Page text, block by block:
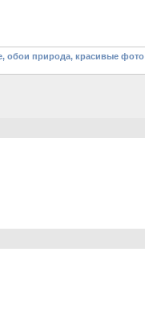
обои природа, красивые фото